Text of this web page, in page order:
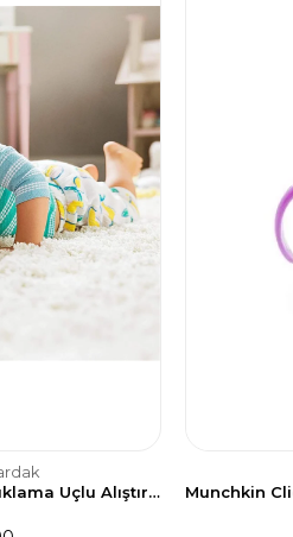
Yeşil Renkli Munchkin Tıklama Uçlu Alıştırma Bardağı - 7 oz/207 ml